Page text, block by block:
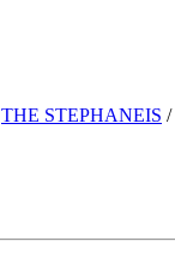
THE STEPHANEIS /